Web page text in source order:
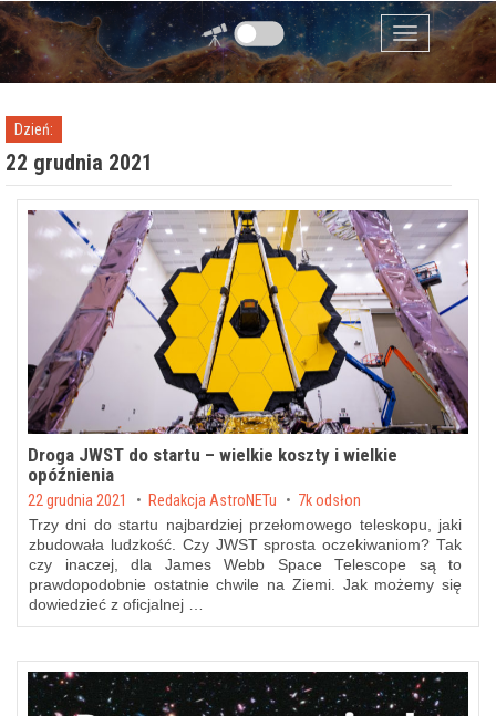
Przejdź do zawartości
Menu
Dzień:
22 grudnia 2021
Droga JWST do startu – wielkie koszty i wielkie
opóźnienia
Posted on
22 grudnia 2021 byRedakcja AstroNETu 7k odsłon
Trzy dni do startu najbardziej przełomowego teleskopu, jaki
zbudowała ludzkość. Czy JWST sprosta oczekiwaniom? Tak
czy inaczej, dla James Webb Space Telescope są to
prawdopodobnie ostatnie chwile na Ziemi. Jak możemy się
dowiedzieć z oficjalnej …